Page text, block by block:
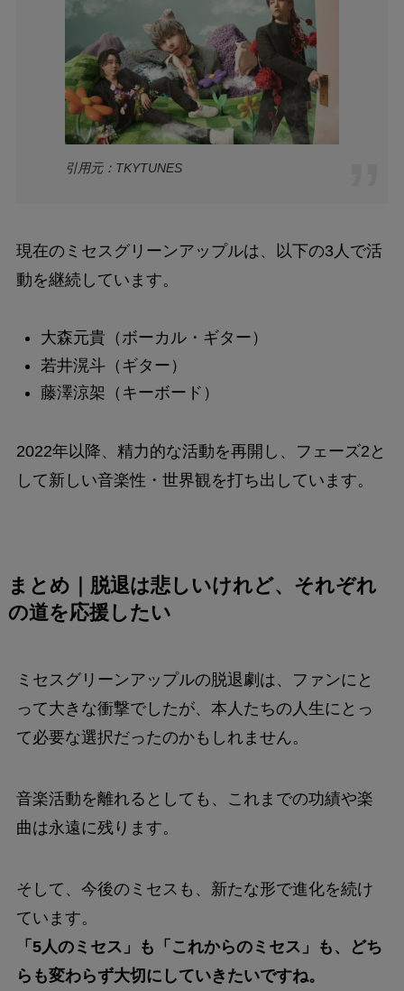
引用元：TKYTUNES
現在のミセスグリーンアップルは、以下の3人で活
動を継続しています。
大森元貴（ボーカル・ギター）
若井滉斗（ギター）
藤澤涼架（キーボード）
2022年以降、精力的な活動を再開し、フェーズ2と
して新しい音楽性・世界観を打ち出しています。
まとめ｜脱退は悲しいけれど、それぞれ
の道を応援したい
ミセスグリーンアップルの脱退劇は、ファンにと
って大きな衝撃でしたが、本人たちの人生にとっ
て必要な選択だったのかもしれません。
音楽活動を離れるとしても、これまでの功績や楽
曲は永遠に残ります。
そして、今後のミセスも、新たな形で進化を続け
ています。
「5人のミセス」も「これからのミセス」も、どち
らも変わらず大切にしていきたいですね。